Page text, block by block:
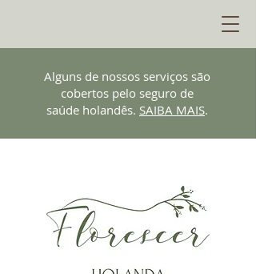
Alguns de nossos serviços são
cobertos pelo seguro de
saúde holandês. SAIBA MAIS.